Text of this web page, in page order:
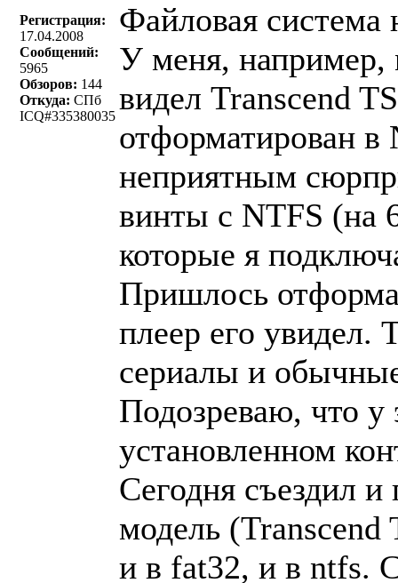
Регистрация:
17.04.2008
Сообщений:
5965
Обзоров: 144
Откуда: СПб
ICQ#335380035
Файловая система
У меня, например,
видел Transcend
отформатирован в
неприятным
винты с NTFS (на
которые я
Пришлось
плеер его увидел.
сериалы и
Подозреваю, что у
установленном
Сегодня съездил
модель (Transcend
и в fat32, и в ntfs.